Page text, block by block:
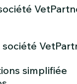
simplifiée